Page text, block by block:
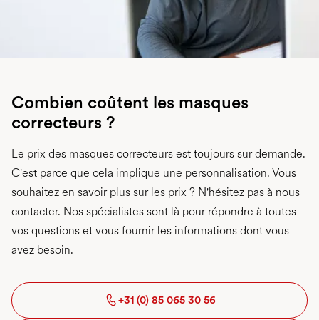
Combien coûtent les masques
correcteurs ?
Le prix des masques correcteurs est toujours sur demande.
C'est parce que cela implique une personnalisation. Vous
souhaitez en savoir plus sur les prix ? N'hésitez pas à nous
contacter. Nos spécialistes sont là pour répondre à toutes
vos questions et vous fournir les informations dont vous
avez besoin.
+31 (0) 85 065 30 56